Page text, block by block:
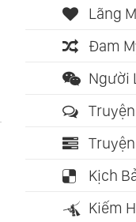
Nhà Toán Học
Lãng
Đam
Người
Kịch
Kiếm